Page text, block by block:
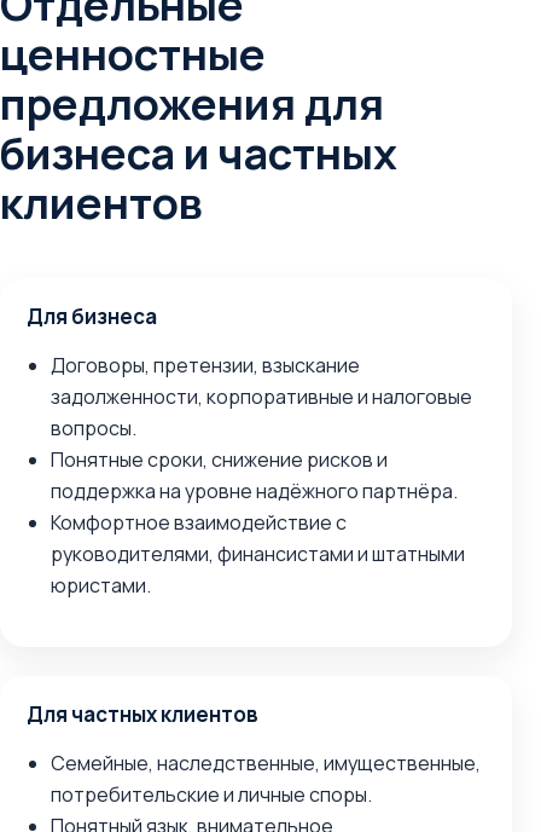
ценностные
предложения для
бизнеса и частных
клиентов
Для бизнеса
Договоры, претензии, взыскание
задолженности, корпоративные и налоговые
вопросы.
Понятные сроки, снижение рисков и
поддержка на уровне надёжного партнёра.
Комфортное взаимодействие с
руководителями, финансистами и штатными
юристами.
Для частных клиентов
Семейные, наследственные, имущественные,
потребительские и личные споры.
Понятный язык, внимательное